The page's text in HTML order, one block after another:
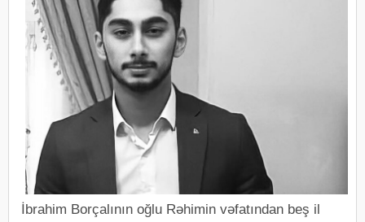
İbrahim Borçalının oğlu Rəhimin vəfatından beş il